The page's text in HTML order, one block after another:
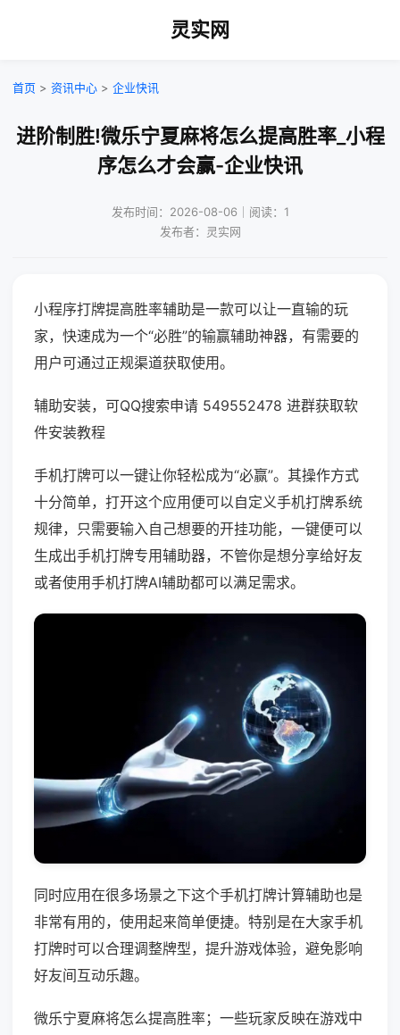
灵实网
首页 > 资讯中心 > 企业快讯
进阶制胜!微乐宁夏麻将怎么提高胜率_小程
序怎么才会赢-企业快讯
发布时间：2026-08-06｜阅读：1
发布者：灵实网
小程序打牌提高胜率辅助是一款可以让一直输的玩
家，快速成为一个“必胜”的输赢辅助神器，有需要的
用户可通过正规渠道获取使用。
辅助安装，可QQ搜索申请 549552478 进群获取软
件安装教程
手机打牌可以一键让你轻松成为“必赢”。其操作方式
十分简单，打开这个应用便可以自定义手机打牌系统
规律，只需要输入自己想要的开挂功能，一键便可以
生成出手机打牌专用辅助器，不管你是想分享给好友
或者使用手机打牌AI辅助都可以满足需求。
同时应用在很多场景之下这个手机打牌计算辅助也是
非常有用的，使用起来简单便捷。特别是在大家手机
打牌时可以合理调整牌型，提升游戏体验，避免影响
好友间互动乐趣。
微乐宁夏麻将怎么提高胜率；一些玩家反映在游戏中